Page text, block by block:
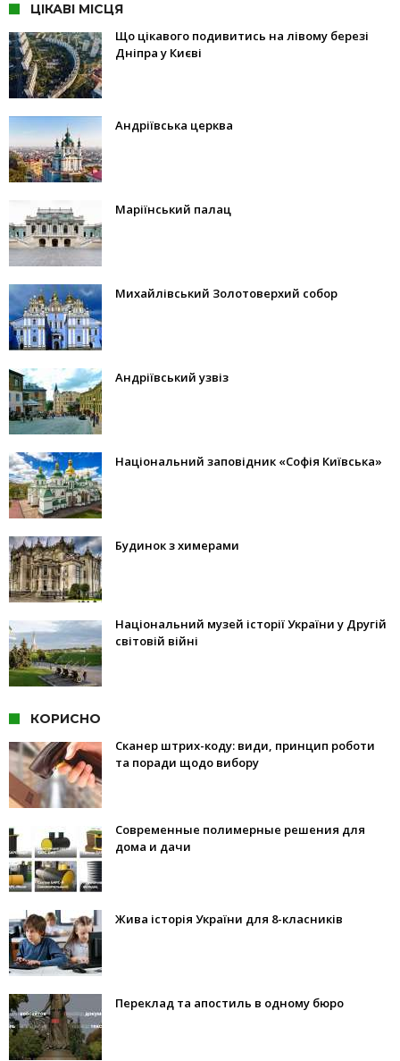
ЦІКАВІ МІСЦЯ
Що цікавого подивитись на лівому березі
Дніпра у Києві
Андріївська церква
Маріїнський палац
Михайлівський Золотоверхий собор
Андріївський узвіз
Національний заповідник «Софія Київська»
Будинок з химерами
Національний музей історії України у Другій
світовій війні
КОРИСНО
Сканер штрих-коду: види, принцип роботи
та поради щодо вибору
Современные полимерные решения для
дома и дачи
Жива історія України для 8-класників
Переклад та апостиль в одному бюро